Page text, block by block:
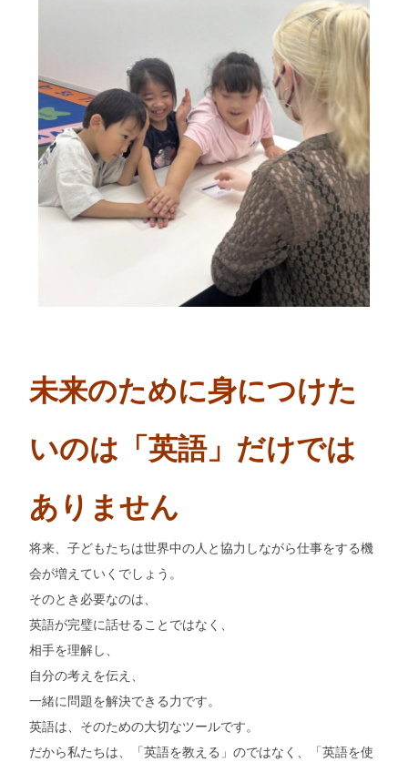
未来のために身につけた
いのは「英語」だけでは
ありません
将来、子どもたちは世界中の人と協力しながら仕事をする機
会が増えていくでしょう。
そのとき必要なのは、
英語が完璧に話せることではなく、
相手を理解し、
自分の考えを伝え、
一緒に問題を解決できる力です。
英語は、そのための大切なツールです。
だから私たちは、「英語を教える」のではなく、「英語を使